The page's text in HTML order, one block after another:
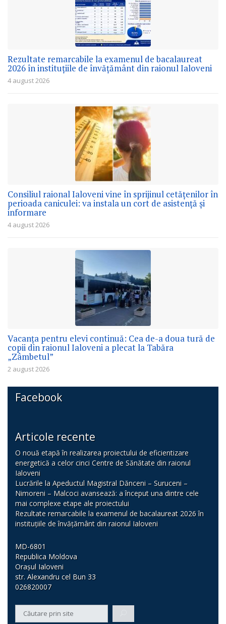
Rezultate remarcabile la examenul de bacalaureat
2026 în instituțiile de învățământ din raionul Ialoveni
4 august 2026
Consiliul raional Ialoveni vine în sprijinul cetățenilor în
perioada caniculei: va instala un cort de asistență și
informare
4 august 2026
Vacanța pentru elevi continuă: Cea de-a doua tură de
copii din raionul Ialoveni a plecat la Tabăra
„Zâmbetul”
2 august 2026
Facebook
Articole recente
O nouă etapă în realizarea proiectului de eficientizare
energetică a celor cinci Centre de Sănătate din raionul
Ialoveni
Lucrările la Apeductul Magistral Dănceni – Suruceni –
Nimoreni – Malcoci avansează: a început una dintre cele
mai complexe etape ale proiectului
Rezultate remarcabile la examenul de bacalaureat 2026 în
instituțiile de învățământ din raionul Ialoveni
MD-6801
Republica Moldova
Orașul Ialoveni
str. Alexandru cel Bun 33
026820007